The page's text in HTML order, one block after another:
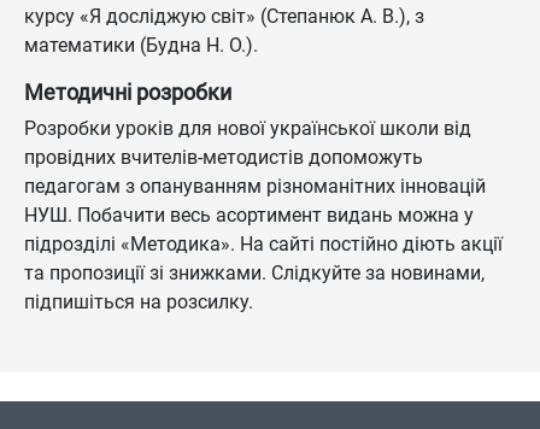
курсу «Я досліджую світ» (Степанюк А. В.), з
математики (Будна Н. О.).
Методичні розробки
Розробки уроків для нової української школи від
провідних вчителів-методистів допоможуть
педагогам з опануванням різноманітних інновацій
НУШ. Побачити весь асортимент видань можна у
підрозділі «Методика». На сайті постійно діють акції
та пропозиції зі знижками. Слідкуйте за новинами,
підпишіться на розсилку.